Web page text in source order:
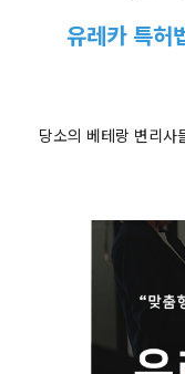
유레카 특허
당소의 베테랑 변리사